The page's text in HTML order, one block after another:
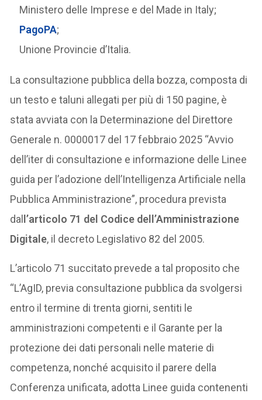
Ministero delle Imprese e del Made in Italy;
PagoPA;
Unione Provincie d’Italia.
La consultazione pubblica della bozza, composta di
un testo e taluni allegati per più di 150 pagine, è
stata avviata con la Determinazione del Direttore
Generale n. 0000017 del 17 febbraio 2025 “Avvio
dell’iter di consultazione e informazione delle Linee
guida per l’adozione dell’Intelligenza Artificiale nella
Pubblica Amministrazione”, procedura prevista
dall’articolo 71 del Codice dell’Amministrazione
Digitale, il decreto Legislativo 82 del 2005.
L’articolo 71 succitato prevede a tal proposito che
“L’AgID, previa consultazione pubblica da svolgersi
entro il termine di trenta giorni, sentiti le
amministrazioni competenti e il Garante per la
protezione dei dati personali nelle materie di
competenza, nonché acquisito il parere della
Conferenza unificata, adotta Linee guida contenenti